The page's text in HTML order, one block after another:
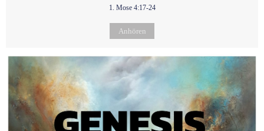
1. Mose 4:17-24
Anhören